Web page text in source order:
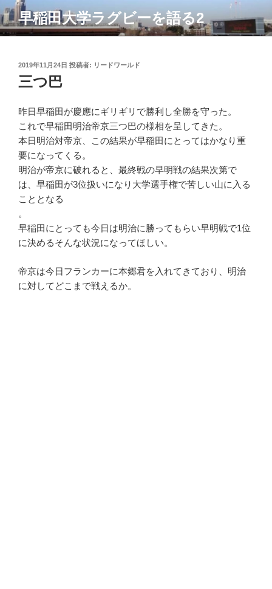
コ
ン
テ
早稲田大学ラグビーを語る2
投
稿
日:
2019年11月24日 投稿者: リードワールド
三つ巴
昨日早稲田が慶應にギリギリで勝利し全勝を守った。
これで早稲田明治帝京三つ巴の様相を呈してきた。
本日明治対帝京、この結果が早稲田にとってはかなり重
要になってくる。
明治が帝京に破れると、最終戦の早明戦の結果次第で
は、早稲田が3位扱いになり大学選手権で苦しい山に入る
こととなる
。
早稲田にとっても今日は明治に勝ってもらい早明戦で1位
に決めるそんな状況になってほしい。
帝京は今日フランカーに本郷君を入れてきており、明治
に対してどこまで戦えるか。